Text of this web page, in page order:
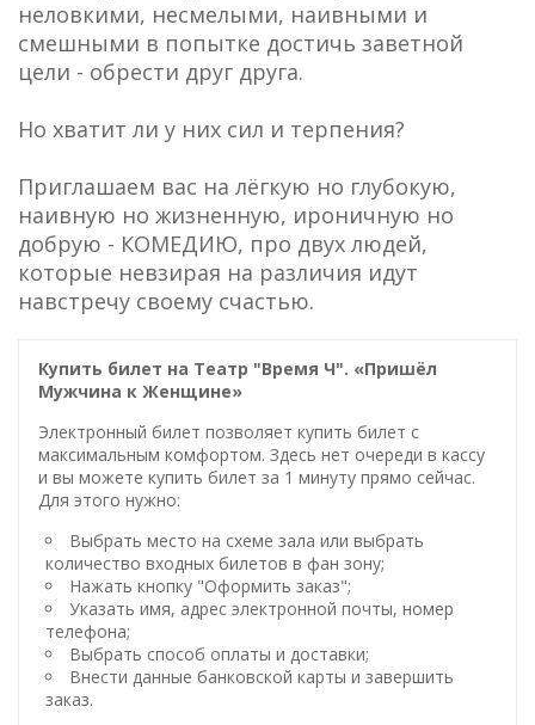
неловкими, несмелыми, наивными и
смешными в попытке достичь заветной
цели - обрести друг друга.
Но хватит ли у них сил и терпения?
Приглашаем вас на лёгкую но глубокую,
наивную но жизненную, ироничную но
добрую - КОМЕДИЮ, про двух людей,
которые невзирая на различия идут
навстречу своему счастью.
Купить билет на Театр "Время Ч". «Пришёл
Мужчина к Женщине»
Электронный билет позволяет купить билет с
максимальным комфортом. Здесь нет очереди в кассу
и вы можете купить билет за 1 минуту прямо сейчас.
Для этого нужно:
Выбрать место на схеме зала или выбрать
количество входных билетов в фан зону;
Нажать кнопку "Оформить заказ";
Указать имя, адрес электронной почты, номер
телефона;
Выбрать способ оплаты и доставки;
Внести данные банковской карты и завершить
заказ.